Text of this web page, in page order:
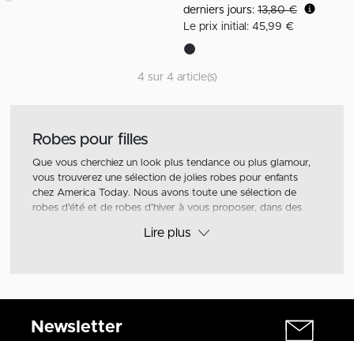
derniers jours: 13,80 €
Le prix initial: 45,99 €
4 sur 4 article(s)
Robes pour filles
Que vous cherchiez un look plus tendance ou plus glamour,
vous trouverez une sélection de jolies robes pour enfants
chez America Today. Nous avons toute une sélection de
robes d’été et de robes d’hiver à vous proposer, dans des
notre collection et trouvez la robe parfaite pour votre fille.
vous permettent de créer un look complet en un instant. Si
vous les associez à une
Lire plus
Newsletter